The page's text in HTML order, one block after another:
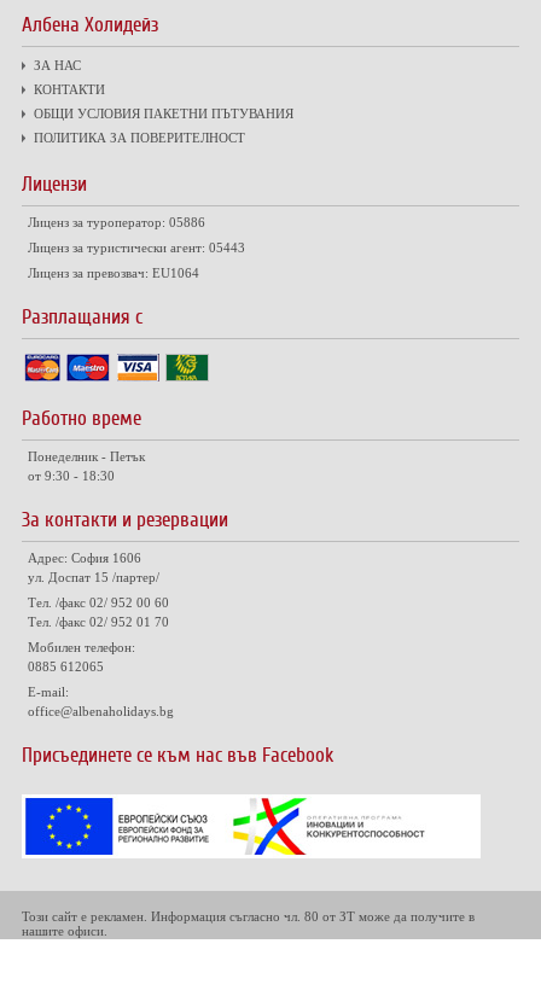
Албена Холидейз
ЗА НАС
КОНТАКТИ
ОБЩИ УСЛОВИЯ ПАКЕТНИ ПЪТУВАНИЯ
ПОЛИТИКА ЗА ПОВЕРИТЕЛНОСТ
Лицензи
Лиценз за туроператор: 05886
Лиценз за туристически агент: 05443
Лиценз за превозвач: EU1064
Разплащания с
Работно време
Понеделник - Петък
от 9:30 - 18:30
За контакти и резервации
Адрес: София 1606
ул. Доспат 15 /партер/
Тел. /факс 02/ 952 00 60
Тел. /факс 02/ 952 01 70
Мобилен телефон:
0885 612065
E-mail:
office@albenaholidays.bg
Присъединете се към нас във Facebook
Този сайт е рекламен. Информация съгласно чл. 80 от ЗТ може да получите в
нашите офиси.